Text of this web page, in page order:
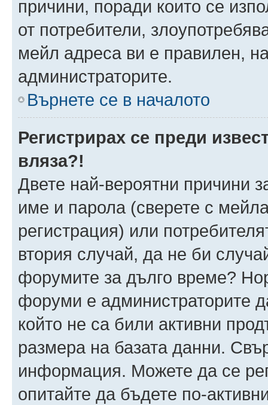
причини, поради които се
от потребители,
мейл адреса ви е правилен,
администраторите.
Върнете се в началото
Регистрирах се преди
вляза?!
Двете най-вероятни причини
име и парола (сверете с
регистрация) или
втория случай, да не би
форумите за дълго време?
форуми е администраторите
който не са били активни
размера на базата данни.
информация. Можете да се
опитайте да бъдете по-